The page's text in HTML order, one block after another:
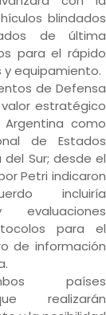
blindados
de última
para el rápido
equipamiento.
de Defensa
estratégico
como
de Estados
del Sur; desde el
Petri indicaron
incluiría
evaluaciones
para el
de información
países
realizarán